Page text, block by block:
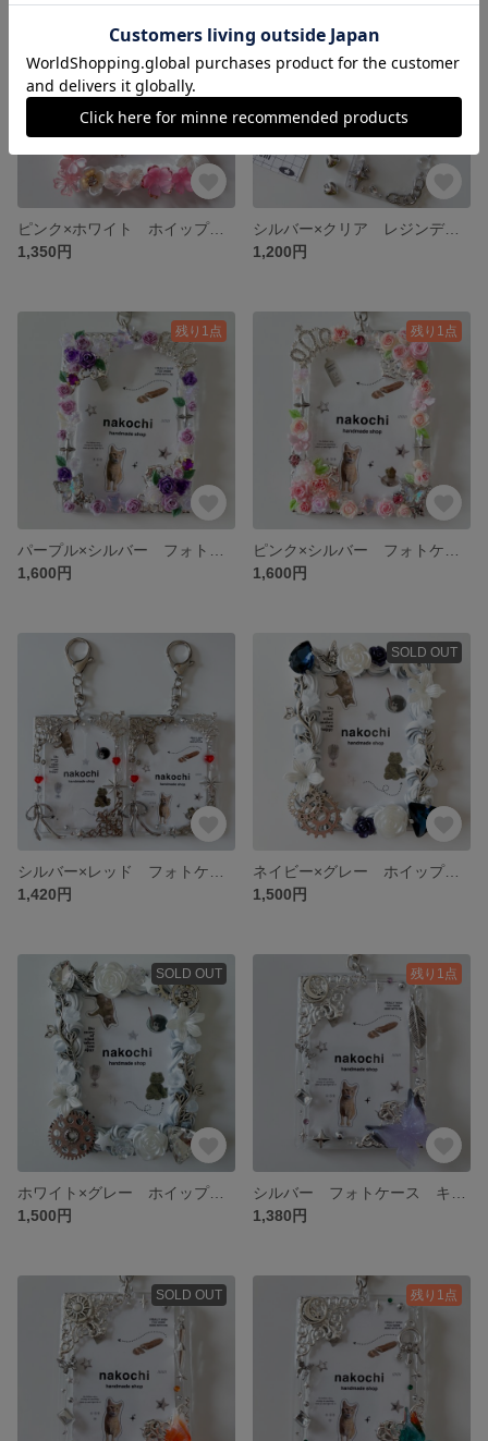
残り1点
ピンク×ホワイト ホイップデコ トレカケースデコ
1,350円
SOLD OUT
1,200円
残り1点
1,600円
残り1点
1,600円
1,420円
SOLD OUT
ネイビー×グレー ホイップデコ トレカケースデコ
1,500円
SOLD OUT
ホワイト×グレー ホイップデコ トレカケースデコ
1,500円
残り1点
1,380円
SOLD OUT 残り1点